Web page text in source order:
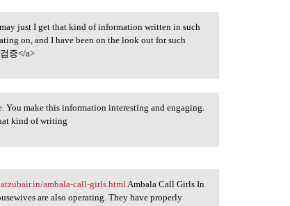
just I get that kind of information written in such
on, and I have been on the look out for such
증</a>
make this information interesting and engaging.
kind of writing
ambala-call-girls.htmlAmbala Call Girls In
are also operating. They have properly